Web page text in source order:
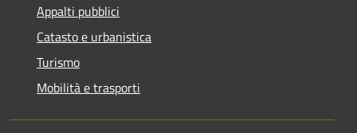
Appalti pubblici
Catasto e urbanistica
Turismo
Mobilità e trasporti